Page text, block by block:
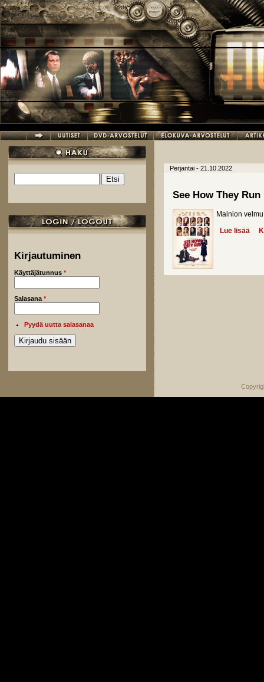
Hyppää pääsisältöön
Hakulomake
Kirjautuminen
Käyttäjätunnus *
Salasana *
Pyydä uutta salasanaa
Perjantai - 21.10.2022
See How They Run
Mainion
Lue lisää